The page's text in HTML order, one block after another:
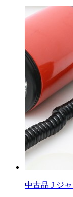
中古品 J ジ